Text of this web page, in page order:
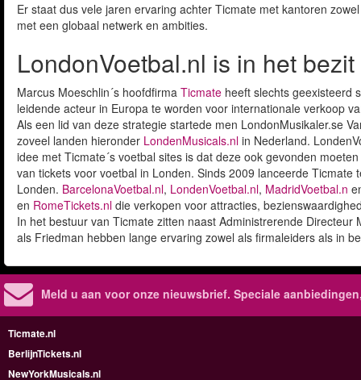
Er staat dus vele jaren ervaring achter Ticmate met kantoren
met een globaal netwerk en ambities.
LondonVoetbal.nl is in het
Marcus Moeschlin´s hoofdfirma Ticmate heeft slechts geexisteerd
leidende acteur in Europa te worden voor internationale verkoop
Als een lid van deze strategie startede men LondonMusikaler.se
zoveel landen hieronder LondenMusicals.nl in Nederland.
idee met Ticmate´s voetbal sites is dat deze ook gevonden
van tickets voor voetbal in Londen. Sinds 2009 lanceerde
Londen. BarcelonaVoetbal.nl, LondenVoetbal.nl, MadridVoetbal.n
en RomeTickets.nl die verkopen voor attracties,
In het bestuur van Ticmate zitten naast Administrerende Directeur
als Friedman hebben lange ervaring zowel als firmaleiders als in
Meld u aan voor onze nieuwsbrief. Speciale
Ticmate.nl
BerlijnTickets.nl
NewYorkMusicals.nl